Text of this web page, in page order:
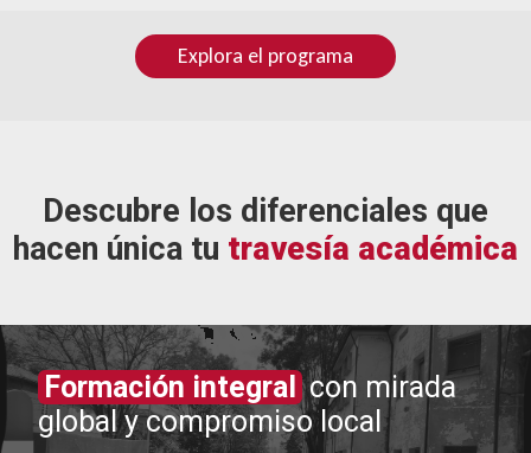
Explora el programa
Descubre los diferenciales que
hacen única tu travesía académica
Formación integral con mirada
global y compromiso local